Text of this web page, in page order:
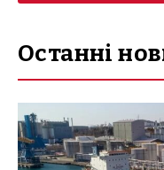
Останні